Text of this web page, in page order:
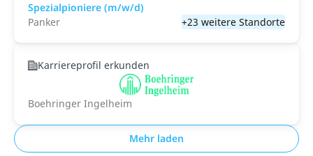
Spezialpioniere (m/w/d)
Panker
+23 weitere Standorte
Karriereprofil erkunden
Boehringer Ingelheim
Mehr laden